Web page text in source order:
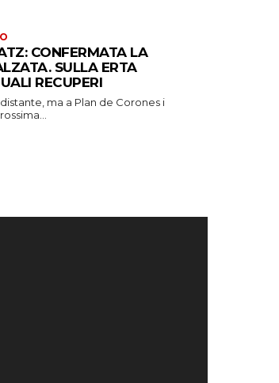
CONFERMATA LA
SULLA ERTA
RECUPERI
ma a Plan de Corones i